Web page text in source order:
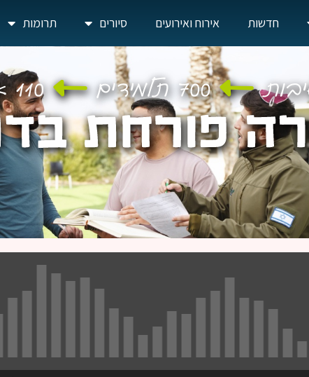
חדשות אירוח ואירועים סיורים תרומות